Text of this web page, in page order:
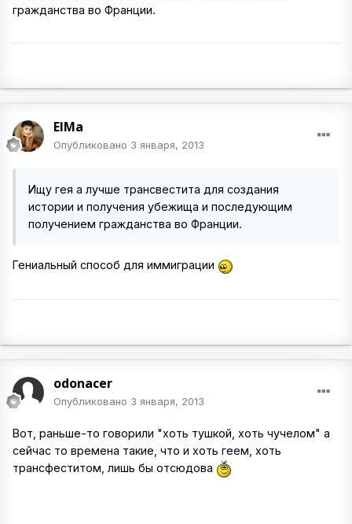
гражданства во Франции.
ElMa
Опубликовано 3 января, 2013
Ищу гея а лучше трансвестита для создания
истории и получения убежища и последующим
получением гражданства во Франции.
Гениальный способ для иммиграции
odonacer
Опубликовано 3 января, 2013
Вот, раньше-то говорили "хоть тушкой, хоть чучелом" а
сейчас то времена такие, что и хоть геем, хоть
трансфеститом, лишь бы отсюдова